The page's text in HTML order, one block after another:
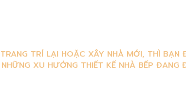
TRÍ LẠI HOẶC XÂY NHÀ MỚI, THÌ BẠN
XU HƯỚNG THIẾT KẾ NHÀ BẾP